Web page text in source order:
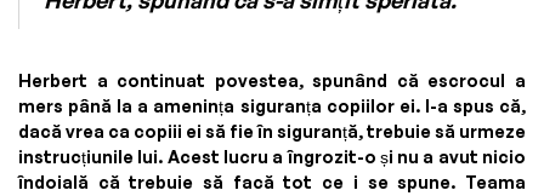
Herbert a continuat povestea, spunând că escrocul a
mers până la a amenința siguranța copiilor ei. I-a spus că,
dacă vrea ca copiii ei să fie în siguranță, trebuie să urmeze
instrucțiunile lui. Acest lucru a îngrozit-o și nu a avut nicio
îndoială că trebuie să facă tot ce i se spune. Teama